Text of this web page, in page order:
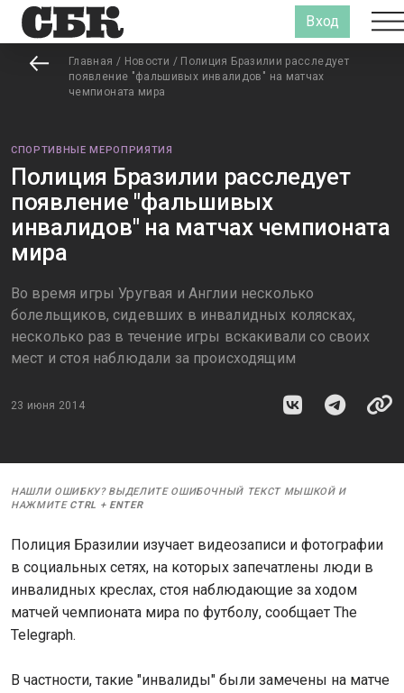
Вход
Главная / Новости / Полиция Бразилии расследует
появление "фальшивых инвалидов" на матчах
чемпионата мира
СПОРТИВНЫЕ МЕРОПРИЯТИЯ
Полиция Бразилии расследует
появление "фальшивых
инвалидов" на матчах чемпионата
мира
Во время игры Уругвая и Англии несколько
болельщиков, сидевших в инвалидных колясках,
несколько раз в течение игры вскакивали со своих
мест и стоя наблюдали за происходящим
23 июня 2014
НАШЛИ ОШИБКУ? ВЫДЕЛИТЕ ОШИБОЧНЫЙ ТЕКСТ МЫШКОЙ И
НАЖМИТЕ CTRL + ENTER
Полиция Бразилии изучает видеозаписи и фотографии
в социальных сетях, на которых запечатлены люди в
инвалидных креслах, стоя наблюдающие за ходом
матчей чемпионата мира по футболу, сообщает The
Telegraph.
В частности, такие "инвалиды" были замечены на матче